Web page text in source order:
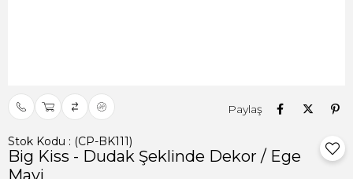
Paylaş
Stok Kodu (CP-BK111)
Big Kiss - Dudak Şeklinde Dekor / Ege
Mavi